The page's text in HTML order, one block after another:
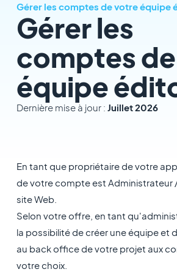
Gérer les comptes de votre équipe
Gérer les
comptes
équipe
Dernière mise à jour : Juillet 2026
En tant que propriétaire de votre
de votre compte est Administrateur
site Web.
Selon votre offre, en tant
la possibilité de créer une équipe et
au back office de votre projet aux
votre choix.